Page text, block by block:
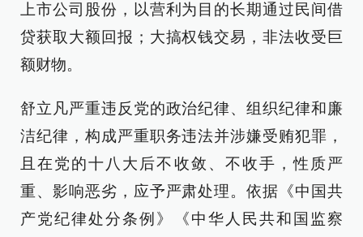
上市公司股份，以营利为目的长期通过民间借
贷获取大额回报；大搞权钱交易，非法收受巨
额财物。
舒立凡严重违反党的政治纪律、组织纪律和廉
洁纪律，构成严重职务违法并涉嫌受贿犯罪，
且在党的十八大后不收敛、不收手，性质严
重、影响恶劣，应予严肃处理。依据《中国共
产党纪律处分条例》《中华人民共和国监察